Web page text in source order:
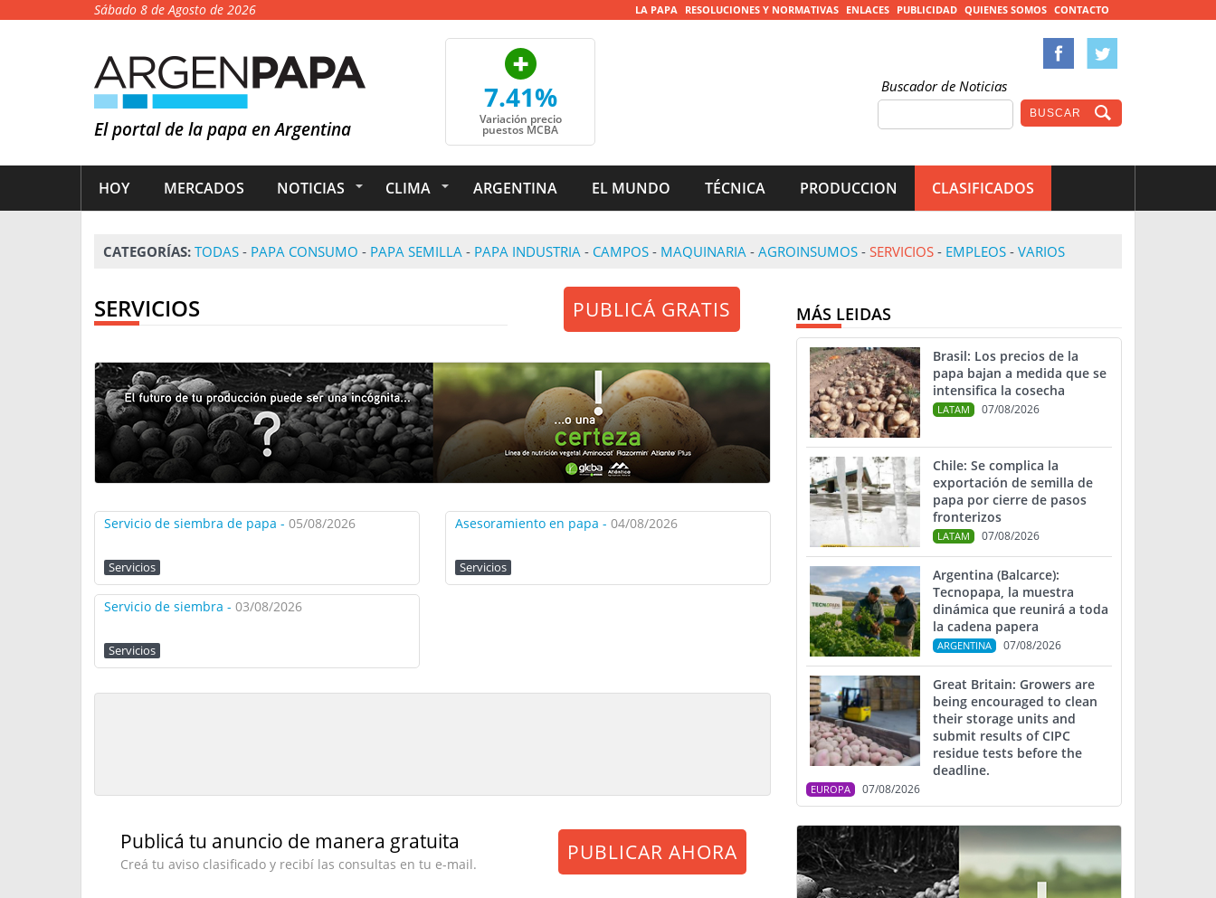
Sábado 8 de Agosto de 2026 LA PAPA RESOLUCIONES Y NORMATIVAS ENLACES PUBLICIDAD QUIENES SOMOS CONTACTO
El portal de la papa en Argentina
7.41%
Variación precio
puestos MCBA
Buscador de Noticias
HOY MERCADOS NOTICIAS CLIMA ARGENTINA EL MUNDO TÉCNICA PRODUCCION CLASIFICADOS
CATEGORÍAS: TODAS - PAPA CONSUMO - PAPA SEMILLA - PAPA INDUSTRIA - CAMPOS - MAQUINARIA - AGROINSUMOS - SERVICIOS - EMPLEOS - VARIOS
SERVICIOS PUBLICÁ GRATIS
Servicio de siembra de papa - 05/08/2026
Servicios
Asesoramiento en papa - 04/08/2026
Servicios
Servicio de siembra - 03/08/2026
Servicios
Publicá tu anuncio de manera gratuita
Creá tu aviso clasificado y recibí las consultas en tu e-mail. PUBLICAR AHORA
MÁS LEIDAS
Brasil: Los precios de la
papa bajan a medida que se
intensifica la cosecha
LATAM 07/08/2026
Chile: Se complica la
exportación de semilla de
papa por cierre de pasos
fronterizos
LATAM 07/08/2026
Argentina (Balcarce):
Tecnopapa, la muestra
dinámica que reunirá a toda
la cadena papera
ARGENTINA 07/08/2026
Great Britain: Growers are
being encouraged to clean
their storage units and
submit results of CIPC
residue tests before the
deadline.
EUROPA 07/08/2026